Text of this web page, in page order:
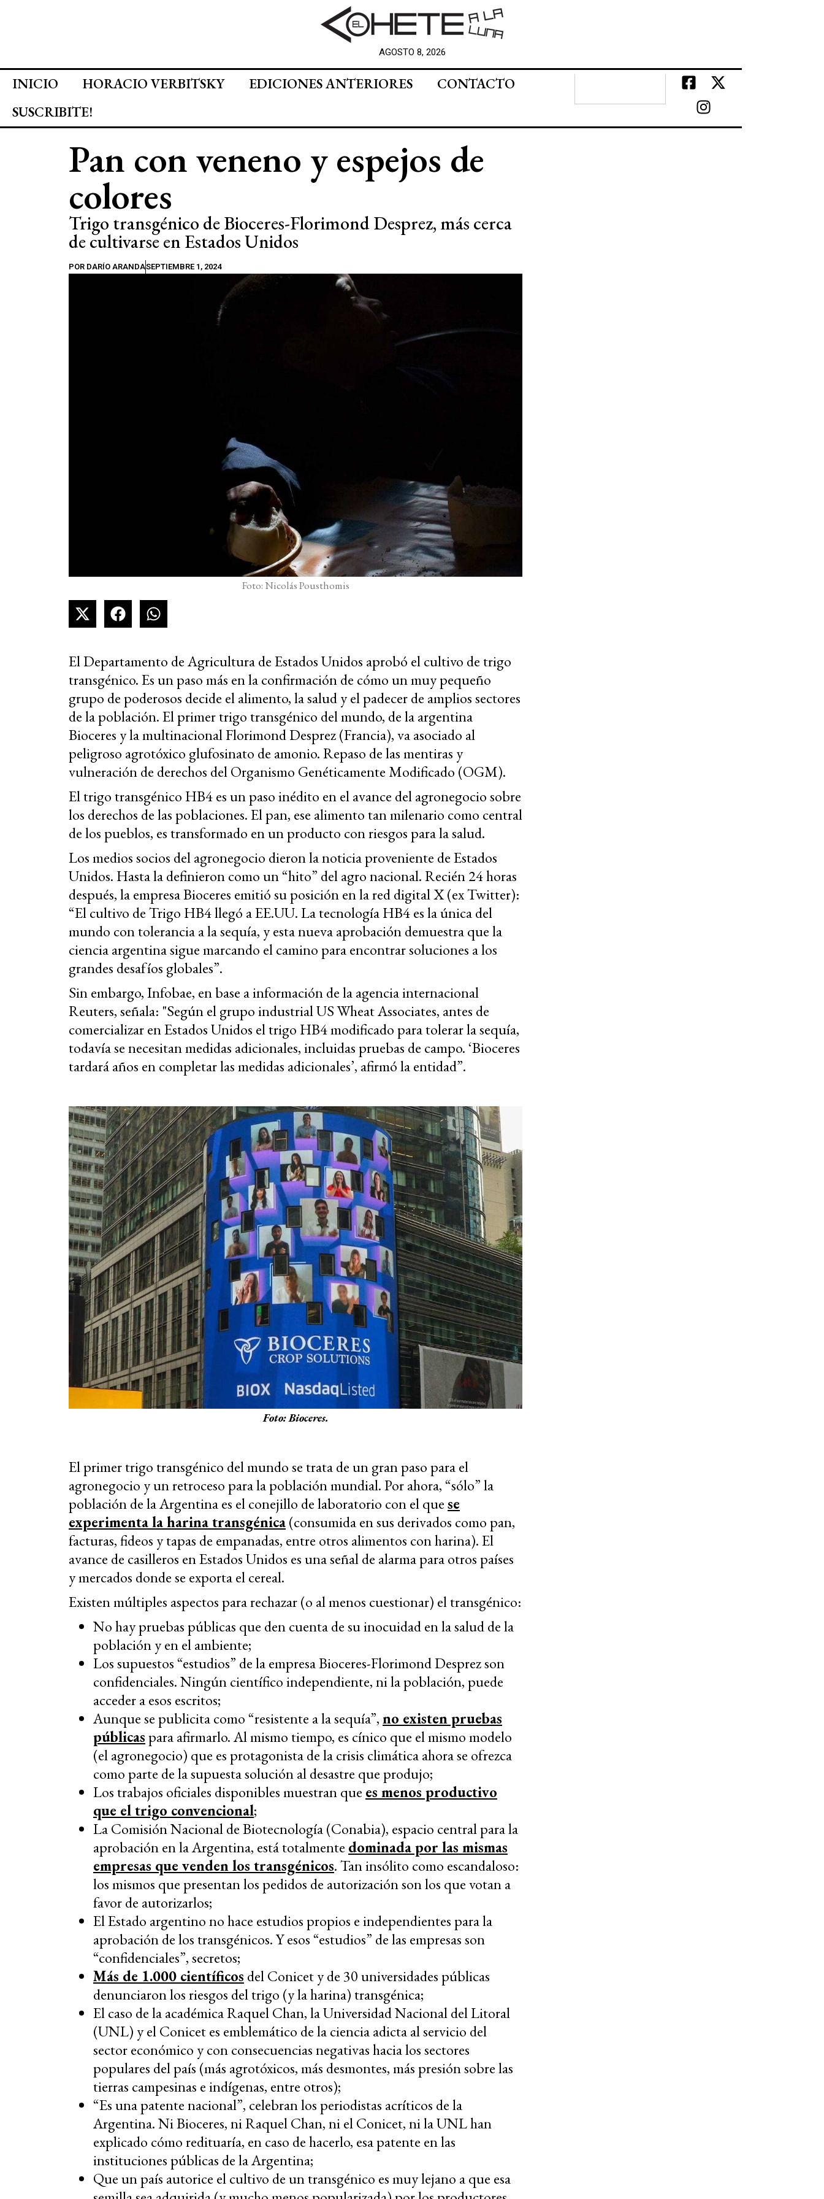
AGOSTO 8, 2026
INICIO HORACIO VERBITSKY EDICIONES ANTERIORES
CONTACTO
SUSCRIBITE!
Pan con veneno y espejos de
colores
Trigo transgénico de Bioceres-Florimond Desprez, más cerca
de cultivarse en Estados Unidos
POR DARÍO ARANDASEPTIEMBRE 1, 2024
Foto: Nicolás Pousthomis
El Departamento de Agricultura de Estados Unidos aprobó el cultivo de trigo
transgénico. Es un paso más en la confirmación de cómo un muy pequeño
grupo de poderosos decide el alimento, la salud y el padecer de amplios sectores
de la población. El primer trigo transgénico del mundo, de la argentina
Bioceres y la multinacional Florimond Desprez (Francia), va asociado al
peligroso agrotóxico glufosinato de amonio. Repaso de las mentiras y
vulneración de derechos del Organismo Genéticamente Modificado (OGM).
El trigo transgénico HB4 es un paso inédito en el avance del agronegocio sobre
los derechos de las poblaciones. El pan, ese alimento tan milenario como central
de los pueblos, es transformado en un producto con riesgos para la salud.
Los medios socios del agronegocio dieron la noticia proveniente de Estados
Unidos. Hasta la definieron como un “hito” del agro nacional. Recién 24 horas
después, la empresa Bioceres emitió su posición en la red digital X (ex Twitter):
“El cultivo de Trigo HB4 llegó a EE.UU. La tecnología HB4 es la única del
mundo con tolerancia a la sequía, y esta nueva aprobación demuestra que la
ciencia argentina sigue marcando el camino para encontrar soluciones a los
grandes desafíos globales”.
Sin embargo, Infobae, en base a información de la agencia internacional
Reuters, señala: "Según el grupo industrial US Wheat Associates, antes de
comercializar en Estados Unidos el trigo HB4 modificado para tolerar la sequía,
todavía se necesitan medidas adicionales, incluidas pruebas de campo. ‘Bioceres
tardará años en completar las medidas adicionales’, afirmó la entidad”.
Foto: Bioceres.
El primer trigo transgénico del mundo se trata de un gran paso para el
agronegocio y un retroceso para la población mundial. Por ahora, “sólo” la
población de la Argentina es el conejillo de laboratorio con el quese
experimenta la harina transgénica(consumida en sus derivados como pan,
facturas, fideos y tapas de empanadas, entre otros alimentos con harina). El
avance de casilleros en Estados Unidos es una señal de alarma para otros países
y mercados donde se exporta el cereal.
Existen múltiples aspectos para rechazar (o al menos cuestionar) el transgénico:
No hay pruebas públicas que den cuenta de su inocuidad en la salud de la
población y en el ambiente;
Los supuestos “estudios” de la empresa Bioceres-Florimond Desprez son
confidenciales. Ningún científico independiente, ni la población, puede
acceder a esos escritos;
Aunque se publicita como “resistente a la sequía”,no existen pruebas
públicas para afirmarlo. Al mismo tiempo, es cínico que el mismo modelo
(el agronegocio) que es protagonista de la crisis climática ahora se ofrezca
como parte de la supuesta solución al desastre que produjo;
Los trabajos oficiales disponibles muestran que es menos productivo
que el trigo convencional;
La Comisión Nacional de Biotecnología (Conabia), espacio central para la
aprobación en la Argentina, está totalmente dominada por las mismas
empresas que venden los transgénicos. Tan insólito como escandaloso:
los mismos que presentan los pedidos de autorización son los que votan a
favor de autorizarlos;
El Estado argentino no hace estudios propios e independientes para la
aprobación de los transgénicos. Y esos “estudios” de las empresas son
“confidenciales”, secretos;
Más de 1.000 científicos del Conicet y de 30 universidades públicas
denunciaron los riesgos del trigo (y la harina) transgénica;
El caso de la académica Raquel Chan, la Universidad Nacional del Litoral
(UNL) y el Conicet es emblemático de la ciencia adicta al servicio del
sector económico y con consecuencias negativas hacia los sectores
populares del país (más agrotóxicos, más desmontes, más presión sobre las
tierras campesinas e indígenas, entre otros);
“Es una patente nacional”, celebran los periodistas acríticos de la
Argentina. Ni Bioceres, ni Raquel Chan, ni el Conicet, ni la UNL han
explicado cómo redituaría, en caso de hacerlo, esa patente en las
instituciones públicas de la Argentina;
Que un país autorice el cultivo de un transgénico es muy lejano a que esa